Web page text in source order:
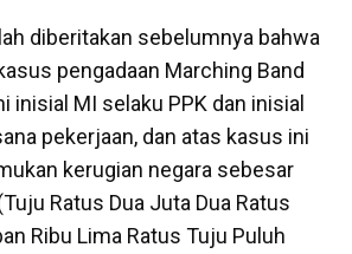
diberitakan sebelumnya bahwa
pengadaan Marching Band
inisial MI selaku PPK dan inisial
pekerjaan, dan atas kasus ini
kerugian negara sebesar
Ratus Dua Juta Dua Ratus
Ribu Lima Ratus Tuju Puluh